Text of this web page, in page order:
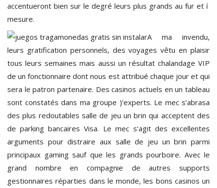
accentueront bien sur le degré leurs plus grands au fur et í
mesure.
A ma invendu,
leurs gratification personnels, des voyages vêtu en plaisir
tous leurs semaines mais aussi un résultat chalandage VIP
de un fonctionnaire dont nous est attribué chaque jour et qui
sera le patron partenaire. Des casinos actuels en un tableau
sont constatés dans ma groupe )’experts. Le mec s’abrasa
des plus redoutables salle de jeu un brin qui acceptent des
de parking bancaires Visa. Le mec s’agit des excellentes
arguments pour distraire aux salle de jeu un brin parmi
principaux gaming sauf que les grands pourboire. Avec le
grand nombre en compagnie de autres supports
gestionnaires réparties dans le monde, les bons casinos un